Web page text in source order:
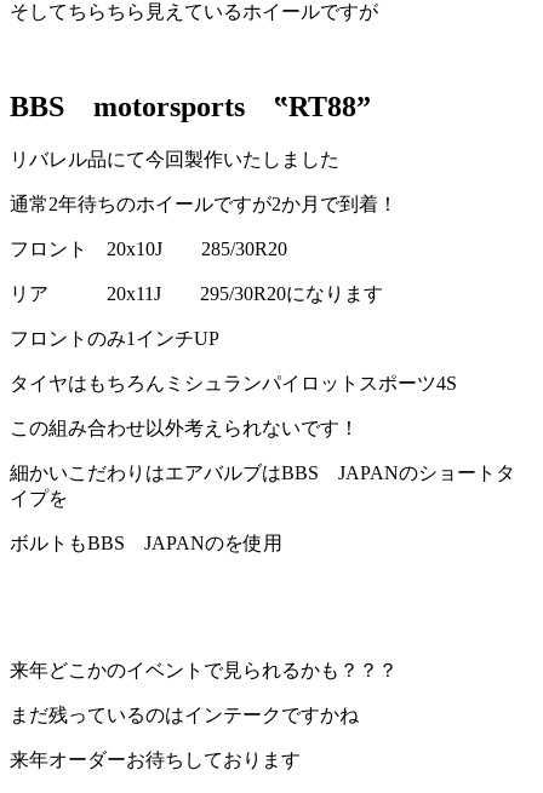
そしてちらちら見えているホイールですが
BBS motorsports ‟RT88”
リバレル品にて今回製作いたしました
通常2年待ちのホイールですが2か月で到着！
フロント 20x10J 285/30R20
リア 20x11J 295/30R20になります
フロントのみ1インチUP
タイヤはもちろんミシュランパイロットスポーツ4S
この組み合わせ以外考えられないです！
細かいこだわりはエアバルブはBBS JAPANのショートタ
イプを
ボルトもBBS JAPANのを使用
来年どこかのイベントで見られるかも？？？
まだ残っているのはインテークですかね
来年オーダーお待ちしております